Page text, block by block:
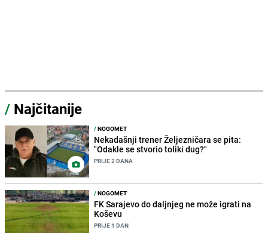
/ Najčitanije
/NOGOMET
Nekadašnji trener Željezničara se pita:
"Odakle se stvorio toliki dug?"
PRIJE 2 DANA
/NOGOMET
FK Sarajevo do daljnjeg ne može igrati na
Koševu
PRIJE 1 DAN